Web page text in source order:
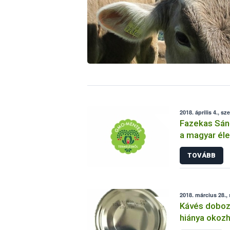
2018. április 4.,
Fazekas
a magyar
mentességét
TOVÁBB
2018. március 28.,
Kávés
hiánya